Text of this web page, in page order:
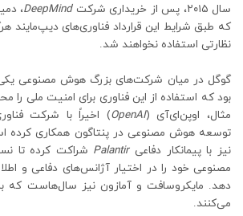
سال ۲۰۱۵، پس از خریداری شرکت
DeepMind،
که طبق شرایط این قرارداد فناوری‌های دیپ‌مایند
نظارتی استفاده نخواهند شد.
گوگل در میان شرکت‌های بزرگ هوش مصنوعی
بود که استفاده از این فناوری برای امنیت ملی را
مثال، اوپن‌ای‌آی (OpenAI) اخیراً با شرکت
توسعه هوش مصنوعی در پنتاگون همکاری
نیز با پیمانکار دفاعیPalantir شراکت کرده تا
مصنوعی خود را در اختیار آژانس‌های دفاعی و
دهد. مایکروسافت و آمازون نیز سال‌هاست که
می‌کنند.